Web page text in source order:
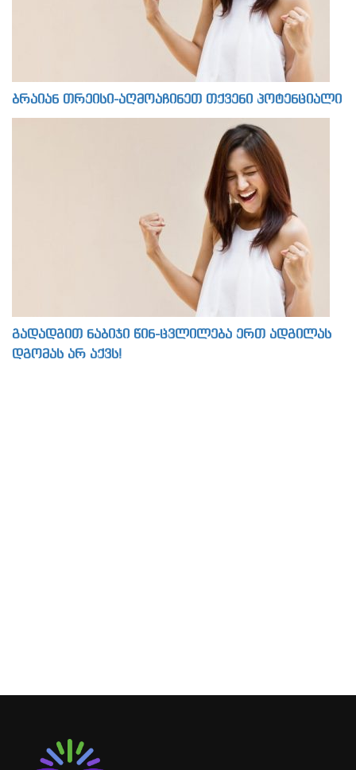
ბრაიან თრეისი-აღმოაჩინეთ თქვენი პოტენციალი
გადადგით ნაბიჯი წინ-ცვლილება ერთ ადგილას
დგომას არ აქვს!